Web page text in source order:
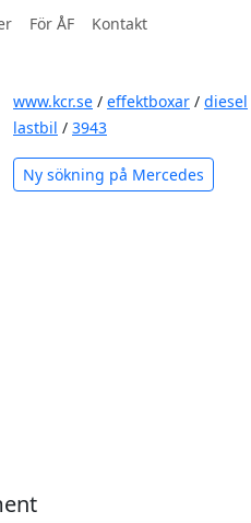
För ÅF Kontakt
www.kcr.se / effektboxar / diesel
lastbil / 3943
Ny sökning på Mercedes